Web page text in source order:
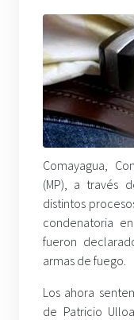
Comayagua,
(MP), a través
distintos
condenatoria
fueron
armas de fuego.
Los ahora
de Patricio